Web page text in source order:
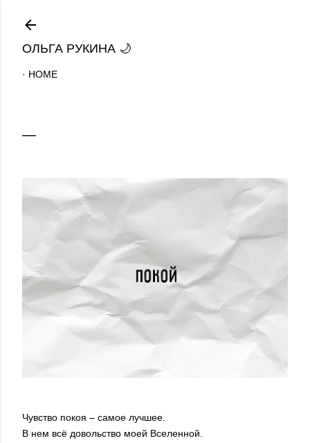
ОЛЬГА РУКИНА 🌙
HOME
Чувство покоя – самое лучшее.
В нем всё довольство моей Вселенной.